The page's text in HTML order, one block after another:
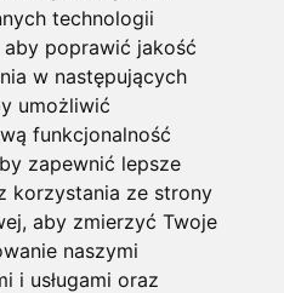
technologii
aby poprawić jakość
w następujących
umożliwić
funkcjonalność
zapewnić lepsze
korzystania ze strony
, aby zmierzyć Twoje
naszymi
i usługami oraz
– jak połączyć
dłużej niż do